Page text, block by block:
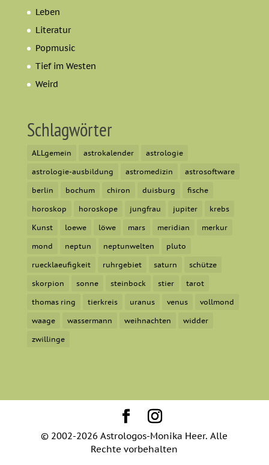
Leben
Literatur
Popmusic
Tief im Westen
Weird
Schlagwörter
ALLgemein astrokalender astrologie
astrologie-ausbildung astromedizin astrosoftware
berlin bochum chiron duisburg fische
horoskop horoskope jungfrau jupiter krebs
Kunst loewe löwe mars meridian merkur
mond neptun neptunwelten pluto
ruecklaeufigkeit ruhrgebiet saturn schütze
skorpion sonne steinbock stier tarot
thomas ring tierkreis uranus venus vollmond
waage wassermann weihnachten widder
zwillinge
© 2002-2026 Astrologos-Monika Heer. Alle
Rechte vorbehalten